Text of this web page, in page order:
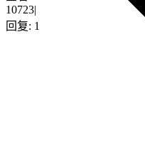
10723|
回复: 1